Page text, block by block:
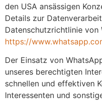
den USA ansässigen
Details zur
Datenschutzrichtlinie von
https://
Der Einsatz von
unseres berechtigten
schnellen und effektiven
Interessenten und